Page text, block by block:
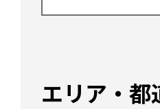
エリア・都